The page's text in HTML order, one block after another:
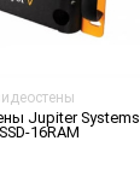
Jupiter Systems
16RAM